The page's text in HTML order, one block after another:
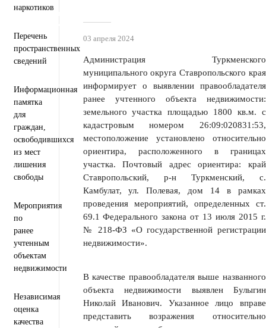
Персональные данные
Региональный проект "Защитники"
наркотиков
Перечень
пространственных
сведений
Информационная
памятка
для
граждан,
освободившихся
из мест
лишения
свободы
Мероприятия
по
ранее
учтенным
объектам
недвижимости
Независимая
оценка
качества
03 апреля 2024
Администрация Туркменского
муниципального округа Ставропольского края
информирует о выявлении правообладателя
ранее учтенного объекта недвижимости:
земельного участка площадью 1800 кв.м. с
кадастровым номером 26:09:020831:53,
местоположение установлено относительно
ориентира, расположенного в границах
участка. Почтовый адрес ориентира: край
Ставропольский, р-н Туркменский, с.
Камбулат, ул. Полевая, дом 14 в рамках
проведения мероприятий, определенных ст.
69.1 Федерального закона от 13 июля 2015 г.
№ 218-ФЗ «О государственной регистрации
недвижимости».
В качестве правообладателя выше названного
объекта недвижимости выявлен Булыгин
Николай Иванович. Указанное лицо вправе
представить возражения относительно